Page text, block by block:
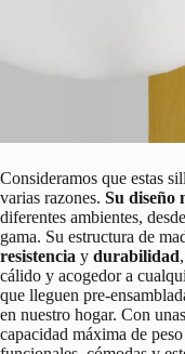
Consideramos que estas
varias razones. Su diseño
diferentes ambientes,
gama. Su estructura de
resistencia y durabilidad
cálido y acogedor a
que lleguen pre-
en nuestro hogar. Con
capacidad máxima de